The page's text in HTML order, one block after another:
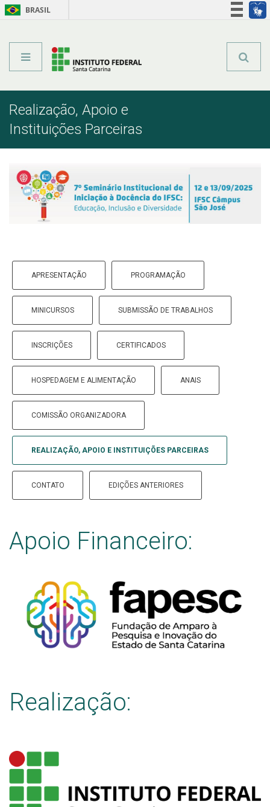
BRASIL
Realização, Apoio e
Instituições Parceiras
APRESENTAÇÃO PROGRAMAÇÃO
MINICURSOS SUBMISSÃO DE TRABALHOS
INSCRIÇÕES CERTIFICADOS
HOSPEDAGEM E ALIMENTAÇÃO ANAIS
COMISSÃO ORGANIZADORA
REALIZAÇÃO, APOIO E INSTITUIÇÕES PARCEIRAS
CONTATO EDIÇÕES ANTERIORES
Apoio Financeiro:
Realização: